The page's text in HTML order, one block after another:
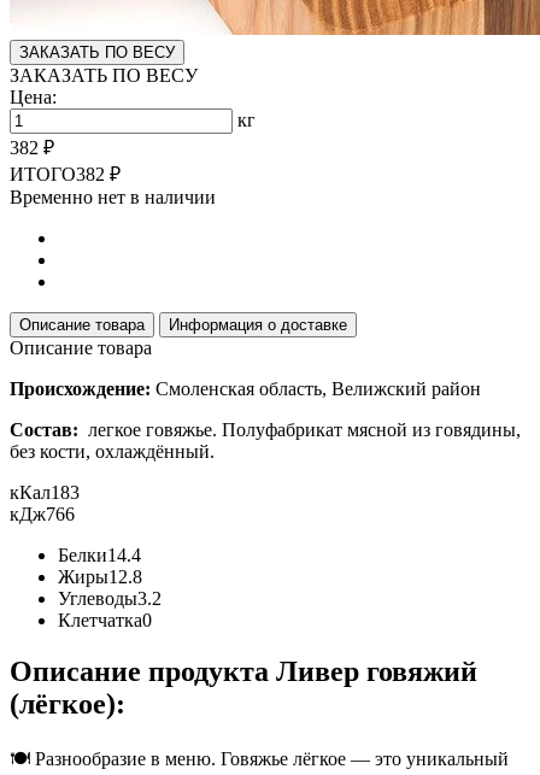
ЗАКАЗАТЬ ПО ВЕСУ
ЗАКАЗАТЬ ПО ВЕСУ
Цена:
кг
382 ₽
ИТОГО382 ₽
Временно нет в наличии
Описание товара Информация о доставке
Описание товара
Происхождение: Смоленская область, Велижский район
Состав: легкое говяжье. Полуфабрикат мясной из говядины,
без кости, охлаждённый.
кКал183
кДж766
Белки14.4
Жиры12.8
Углеводы3.2
Клетчатка0
Описание продукта Ливер говяжий
(лёгкое):
🍽️ Разнообразие в меню. Говяжье лёгкое — это уникальный